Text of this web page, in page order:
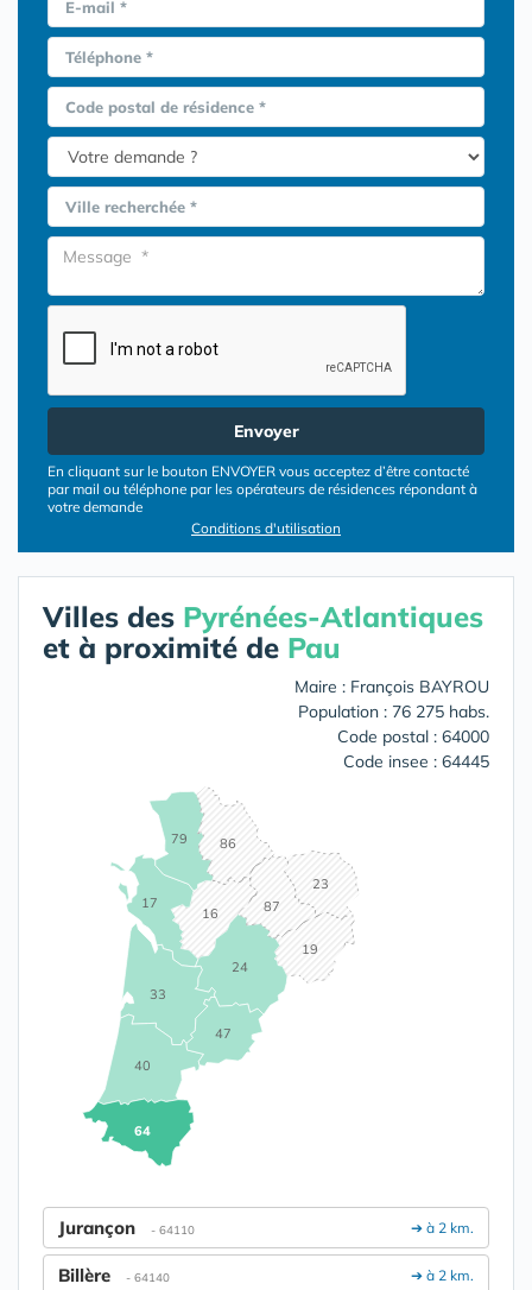
E-mail *
Téléphone *
Code postal de résidence *
Ville recherchée *
Envoyer
En cliquant sur le bouton ENVOYER vous acceptez d’être contacté
par mail ou téléphone par les opérateurs de résidences répondant à
votre demande
Conditions d'utilisation
Villes des Pyrénées-Atlantiques
et à proximité de Pau
Maire : François BAYROU
Population : 76 275 habs.
Code postal : 64000
Code insee : 64445
16
17
19
23
24
33
40
47
64
79 86
87
➔ à 2 km.
Jurançon - 64110
➔ à 2 km.
Billère - 64140